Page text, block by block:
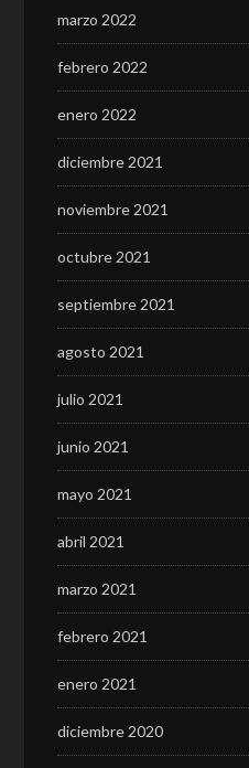
marzo 2022
febrero 2022
enero 2022
diciembre 2021
noviembre 2021
octubre 2021
septiembre 2021
agosto 2021
julio 2021
junio 2021
mayo 2021
abril 2021
marzo 2021
febrero 2021
enero 2021
diciembre 2020